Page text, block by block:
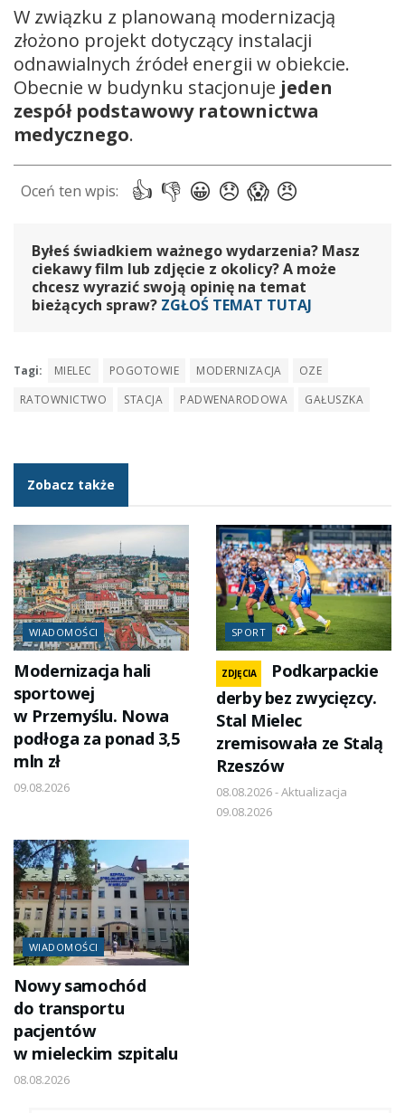
W związku z planowaną modernizacją
złożono projekt dotyczący instalacji
odnawialnych źródeł energii w obiekcie.
Obecnie w budynku stacjonuje jeden
zespół podstawowy ratownictwa
medycznego.
Byłeś świadkiem ważnego wydarzenia? Masz
ciekawy film lub zdjęcie z okolicy? A może
chcesz wyrazić swoją opinię na temat
bieżących spraw? ZGŁOŚ TEMAT TUTAJ
Tagi: MIELEC POGOTOWIE MODERNIZACJA
OZE
RATOWNICTWO
STACJA PADWENARODOWA GAŁUSZKA
Zobacz także
WIADOMOŚCI
Modernizacja hali
sportowej
w Przemyślu. Nowa
podłoga za ponad 3,5
mln zł
09.08.2026
SPORT
ZDJĘCIA
Podkarpackie
derby bez zwycięzcy.
Stal Mielec
zremisowała ze Stalą
Rzeszów
08.08.2026 - Aktualizacja
09.08.2026
WIADOMOŚCI
Nowy samochód
do transportu
pacjentów
w mieleckim szpitalu
08.08.2026